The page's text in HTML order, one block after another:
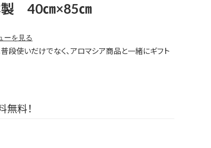
40㎝×85㎝
ーを見る
段使いだけでなく、アロマシア商品と一緒にギフト
無料！